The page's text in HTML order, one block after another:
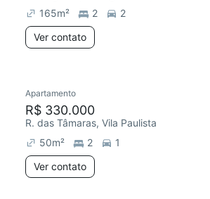
165m² 2
2
Ver contato
Apartamento
R$ 330.000
R. das Tâmaras, Vila Paulista
50m² 2
1
Ver contato